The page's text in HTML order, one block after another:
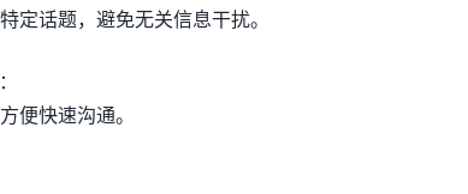
定话题，避免无关信息干扰。
：
便快速沟通。